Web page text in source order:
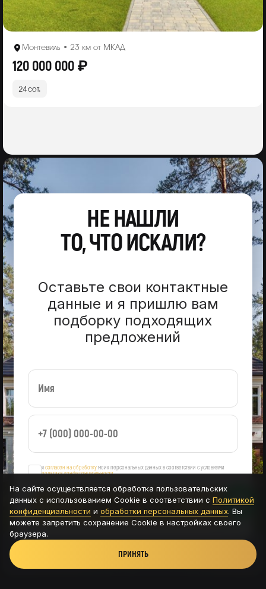
Монтевиль • 23 км от МКАД
120 000 000 ₽
24 сот.
НЕ НАШЛИ
ТО, ЧТО ИСКАЛИ?
Оставьте свои контактные
данные и я пришлю вам
подборку подходящих
предложений
ясогласен на обработкумоих персональных данных в соответствии с условиями
политики конфиденциальности
ОСТАВИТЬ ЗАЯВКУ
На сайте осуществляется обработка пользовательских
данных с использованием Cookie в соответствии с Политикой
конфиденциальности и обработки персональных данных. Вы
можете запретить сохранение Cookie в настройках своего
браузера.
ПРИНЯТЬ